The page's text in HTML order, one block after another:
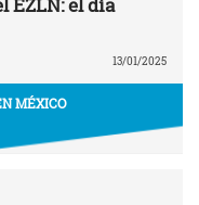
13/01/2025
MÉXICO